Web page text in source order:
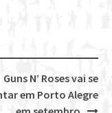
Guns N’ Roses vai se
em Porto Alegre